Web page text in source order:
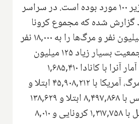
نهمین روز متوالی زیر ۱۰۰ مورد بوده است. در سراسر
۴۲۹ مورد گزارش شده که مجموع کرونا
گرفته‌ها را به ۱.۷۱ میلیون نفر و مرگ‌ها را به ۱۸,۰۰۰ نفر
رساند. با توجه به جمعیت بسیار زیاد ۱۲۵ میلیون
نفری ژاپن، می‌توان آمار آنرا با کانادا ۱,۶۸۵,۴۱۰
کرونایی و ۲۸,۵۶۴ مرگ، آمریکا با ۴۵,۹۰۸,۲۱۲ ابتلا و
۷۴۶,۵۰۹ مرگ، انگلیس با ۸,۴۹۷,۸۶۸ ابتلا و ۱۳۸,۶۲۹
مرگ و حتی اسرائیل با ۱,۳۱۷,۷۵۸ کرونایی و ۸,۰۱۰